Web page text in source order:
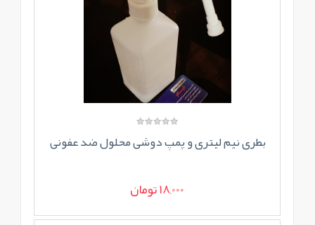
بطری نیم لیتری و پمپ دوشی محلول ضد عفونی
18,000 تومان